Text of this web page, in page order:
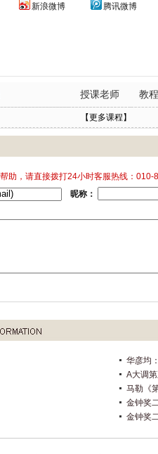
新浪微博 腾讯微博
授课老师 教
【更多课程】
华彦均
A大调
马勒《
金钟奖
金钟奖